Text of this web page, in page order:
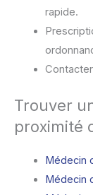
rapide.
Trouver
proximité
Médecin
Médecin